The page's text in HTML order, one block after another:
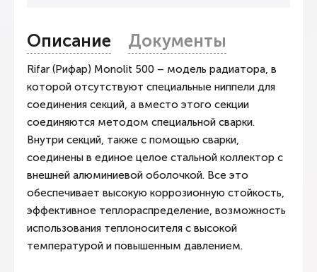
Описание Документы
Rifar (Рифар) Monolit 500 – модель радиатора, в
которой отсутствуют специальные ниппели для
соединения секций, а вместо этого секции
соединяются методом специальной сварки.
Внутри секций, также с помощью сварки,
соединены в единое целое стальной коллектор с
внешней алюминиевой оболочкой. Все это
обеспечивает высокую коррозионную стойкость,
эффективное теплораспределение, возможность
использования теплоносителя с высокой
температурой и повышенным давлением.